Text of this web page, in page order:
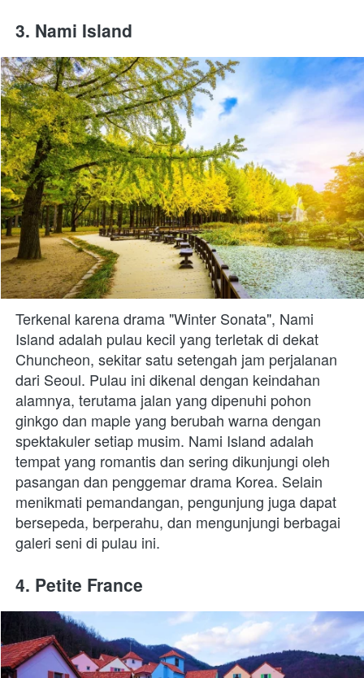
3. Nami Island
Terkenal karena drama "Winter Sonata", Nami
Island adalah pulau kecil yang terletak di dekat
Chuncheon, sekitar satu setengah jam perjalanan
dari Seoul. Pulau ini dikenal dengan keindahan
alamnya, terutama jalan yang dipenuhi pohon
ginkgo dan maple yang berubah warna dengan
spektakuler setiap musim. Nami Island adalah
tempat yang romantis dan sering dikunjungi oleh
pasangan dan penggemar drama Korea. Selain
menikmati pemandangan, pengunjung juga dapat
bersepeda, berperahu, dan mengunjungi berbagai
galeri seni di pulau ini.
4. Petite France